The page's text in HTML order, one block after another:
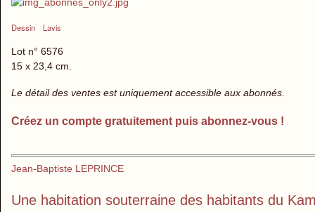
Dessin Lavis
Lot n° 6576
15 x 23,4 cm.
Le détail des ventes est uniquement accessible aux abonnés.
Créez un compte gratuitement puis abonnez-vous !
Jean-Baptiste LEPRINCE
Une habitation souterraine des habitants du